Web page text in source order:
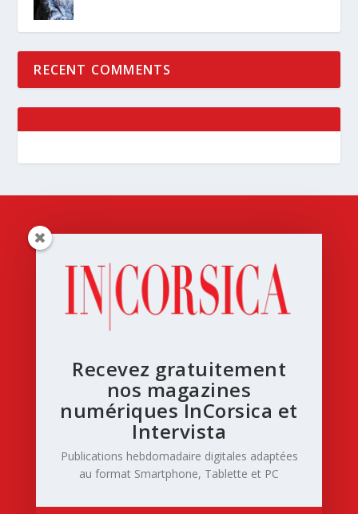
RECENT COMMENTS
Recevez gratuitement
nos magazines
numériques InCorsica et
Intervista
Publications hebdomadaire digitales adaptées
au format Smartphone, Tablette et PC